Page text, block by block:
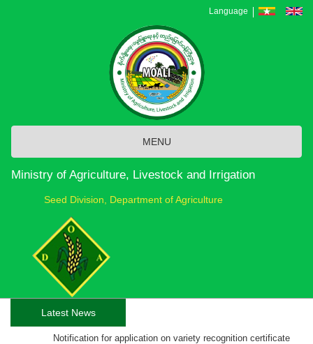
Language
MENU
Ministry of Agriculture, Livestock and Irrigation
Seed Division, Department of Agriculture
Latest News
Notification for application on variety recognition certificate